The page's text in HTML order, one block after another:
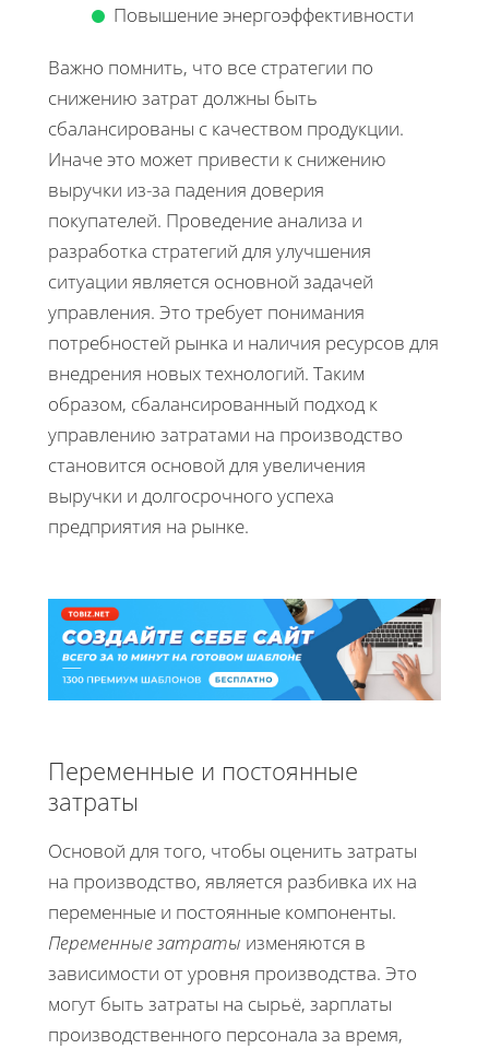
Повышение энергоэффективности
Важно помнить, что все стратегии по
снижению затрат должны быть
сбалансированы с качеством продукции.
Иначе это может привести к снижению
выручки из-за падения доверия
покупателей. Проведение анализа и
разработка стратегий для улучшения
ситуации является основной задачей
управления. Это требует понимания
потребностей рынка и наличия ресурсов для
внедрения новых технологий. Таким
образом, сбалансированный подход к
управлению затратами на производство
становится основой для увеличения
выручки и долгосрочного успеха
предприятия на рынке.
Переменные и постоянные
затраты
Основой для того, чтобы оценить затраты
на производство, является разбивка их на
переменные и постоянные компоненты.
Переменные затраты изменяются в
зависимости от уровня производства. Это
могут быть затраты на сырьё, зарплаты
производственного персонала за время,